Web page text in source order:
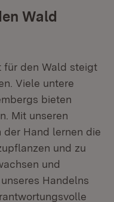
Wald
für den Wald steigt
Viele untere
bieten
Mit unseren
Hand lernen die
und zu
und
Handelns